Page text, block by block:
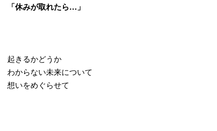
「休みが取れたら…」
起きるかどうか
わからない未来について
想いをめぐらせて